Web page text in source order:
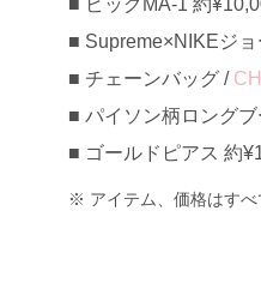
ビッグMA-1 約
Supreme×NIKEジ
チェーンバッグ /
パイソン柄ロング
ゴールドピアス 約
アイテム、価格はす